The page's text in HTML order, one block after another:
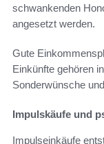
schwankenden
angesetzt werden.
Gute
Einkünfte gehören
Sonderwünsche
Impulskäufe und
Impulseinkäufe